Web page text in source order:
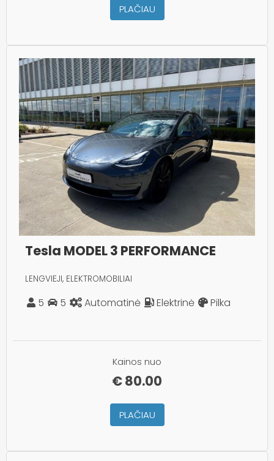
PLAČIAU
Tesla MODEL 3 PERFORMANCE
LENGVIEJI, ELEKTROMOBILIAI
5 5 Automatinė Elektrinė Pilka
Kainos nuo
€80.00
PLAČIAU